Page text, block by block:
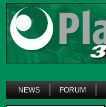
NEWS FORUM